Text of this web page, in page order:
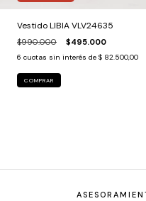
Vestido LIBIA VLV24635
$990.000 $495.000
6 cuotas sin interés de $ 82.500,00
COMPRAR